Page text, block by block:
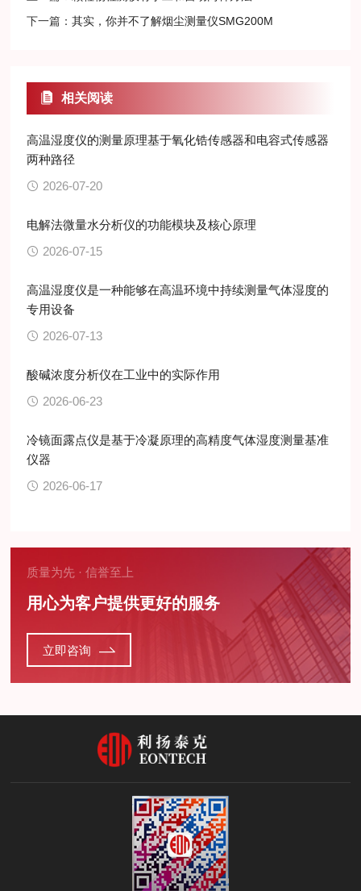
下一篇：其实，你并不了解烟尘测量仪SMG200M
相关阅读
高温湿度仪的测量原理基于氧化锆传感器和电容式传感器
两种路径
2026-07-20
电解法微量水分析仪的功能模块及核心原理
2026-07-15
高温湿度仪是一种能够在高温环境中持续测量气体湿度的
专用设备
2026-07-13
酸碱浓度分析仪在工业中的实际作用
2026-06-23
冷镜面露点仪是基于冷凝原理的高精度气体湿度测量基准
仪器
2026-06-17
质量为先 · 信誉至上
用心为客户提供更好的服务
立即咨询